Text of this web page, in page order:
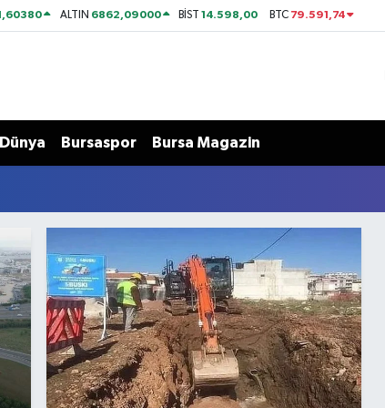
ALTIN 6862,09000 BİST14.598,00 BTC 79.591,74
Dünya Bursaspor Bursa Magazin